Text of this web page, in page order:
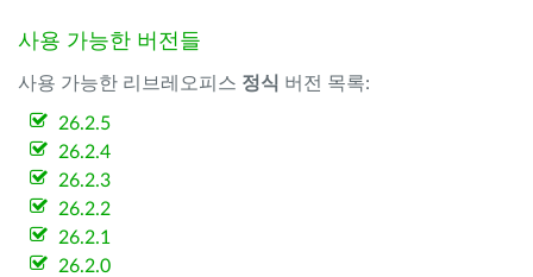
사용 가능한 버전들
사용 가능한 리브레오피스 정식 버전 목록:
26.2.5
26.2.4
26.2.3
26.2.2
26.2.1
26.2.0